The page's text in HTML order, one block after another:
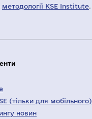
методології KSE Institute.
(тільки для мобільного)
новин